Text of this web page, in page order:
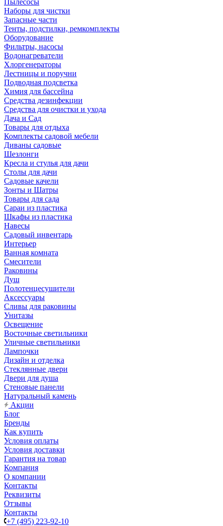
Пылесосы
Наборы для чистки
Запасные части
Тенты, подстилки, ремкомплекты
Оборудование
Фильтры, насосы
Водонагреватели
Хлоргенераторы
Лестницы и поручни
Подводная подсветка
Химия для бассейна
Средства дезинфекции
Средства для очистки и ухода
Дача и Сад
Товары для отдыха
Комплекты садовой мебели
Диваны садовые
Шезлонги
Кресла и стулья для дачи
Столы для дачи
Садовые качели
Зонты и Шатры
Товары для сада
Сараи из пластика
Шкафы из пластика
Навесы
Садовый инвентарь
Интерьер
Ванная комната
Смесители
Раковины
Душ
Полотенцесушители
Аксессуары
Сливы для раковины
Унитазы
Освещение
Восточные светильники
Уличные светильники
Лампочки
Дизайн и отделка
Стеклянные двери
Двери для душа
Стеновые панели
Натуральный камень
Акции
Блог
Бренды
Как купить
Условия оплаты
Условия доставки
Гарантия на товар
Компания
О компании
Контакты
Реквизиты
Отзывы
Контакты
+7 (495) 223-92-10